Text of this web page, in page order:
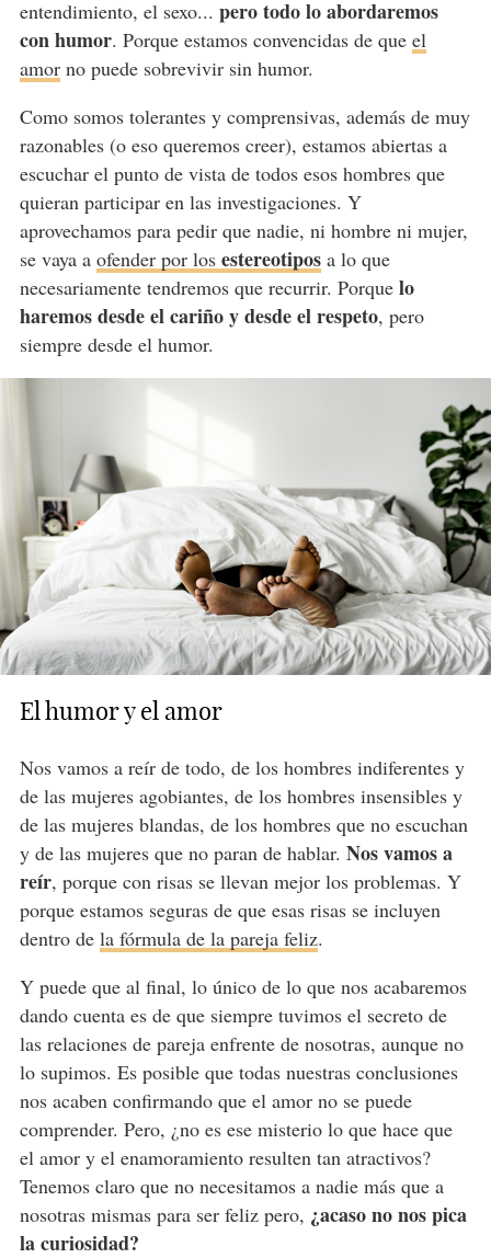
entendimiento, el sexo... pero todo lo abordaremos
con humor. Porque estamos convencidas de que el
amorno puede sobrevivir sin humor.
Como somos tolerantes y comprensivas, además de muy
razonables (o eso queremos creer), estamos abiertas a
escuchar el punto de vista de todos esos hombres que
quieran participar en las investigaciones. Y
aprovechamos para pedir que nadie, ni hombre ni mujer,
se vaya a ofender por los estereotiposa lo que
necesariamente tendremos que recurrir. Porquelo
haremos desde el cariño y desde el respeto, pero
siempre desde el humor.
El humor y el amor
Nos vamos a reír de todo, de los hombres indiferentes y
de las mujeres agobiantes, de los hombres insensibles y
de las mujeres blandas, de los hombres que no escuchan
y de las mujeres que no paran de hablar. Nos vamos a
reír, porque con risas se llevan mejor los problemas. Y
porque estamos seguras de que esas risas se incluyen
dentro de la fórmula de la pareja feliz.
Y puede que al final, lo único de lo que nos acabaremos
dando cuenta es de que siempre tuvimos el secreto de
las relaciones de pareja enfrente de nosotras, aunque no
lo supimos. Es posible que todas nuestras conclusiones
nos acaben confirmando que el amor no se puede
comprender. Pero, ¿no es ese misterio lo que hace que
el amor y el enamoramiento resulten tan atractivos?
Tenemos claro que no necesitamos a nadie más que a
nosotras mismas para ser feliz pero, ¿acaso no nos pica
la curiosidad?